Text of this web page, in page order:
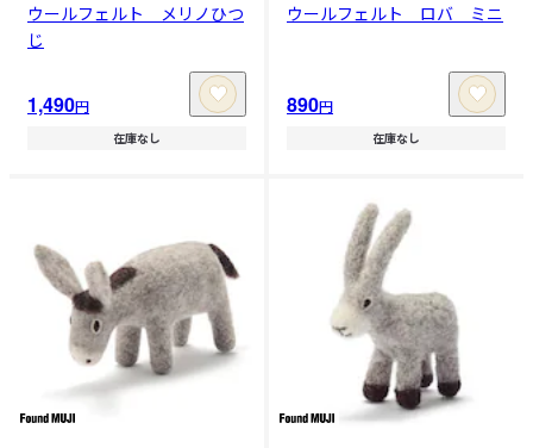
ウールフェルト メリノひつ
じ
1,490円
在庫なし
ウールフェルト ロバ ミニ
890円
在庫なし